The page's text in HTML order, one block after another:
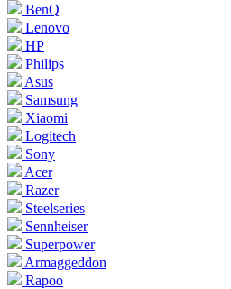
BenQ
Lenovo
HP
Philips
Asus
Samsung
Xiaomi
Logitech
Sony
Acer
Razer
Steelseries
Sennheiser
Superpower
Armaggeddon
Rapoo